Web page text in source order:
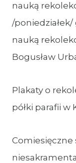
nauką
/poniedziałek/
nauką
Bogusław
Plakaty o
półki parafii w
Comiesięczne